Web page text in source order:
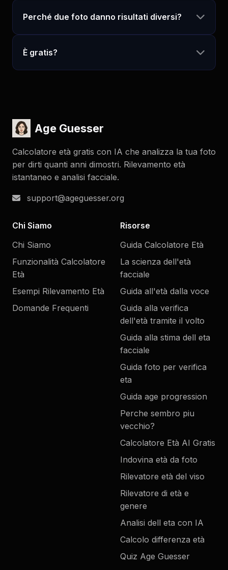
Perché due foto danno risultati diversi?
È gratis?
Age Guesser
Calcolatore età gratis con IA che analizza la tua foto
per dirti quanti anni dimostri. Rilevamento età
istantaneo e analisi facciale.
support@ageguesser.org
Chi Siamo
Chi Siamo
Funzionalità Calcolatore
Età
Esempi Rilevamento Età
Domande Frequenti
Risorse
Guida Calcolatore Età
La scienza dell'età
facciale
Guida all'età dalla voce
Guida alla verifica
dell'età tramite il volto
Guida alla stima dell eta
facciale
Guida foto per verifica
eta
Guida age progression
Perche sembro piu
vecchio?
Calcolatore Età AI Gratis
Indovina età da foto
Rilevatore età del viso
Rilevatore di età e
genere
Analisi dell eta con IA
Calcolo differenza età
Quiz Age Guesser